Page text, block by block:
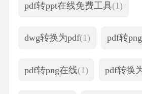
pdf转ppt在线免费工具(1)
dwg转换为pdf(1) pdf转
pdf转png在线(1) pdf转换